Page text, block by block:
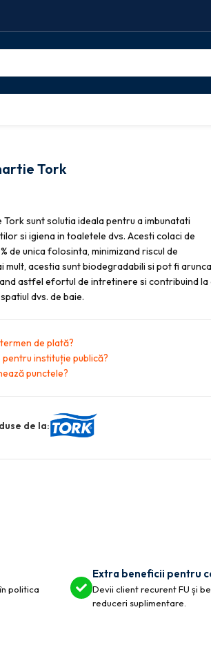
Tork
Tork sunt solutia ideala pentru a imbunatati
si igiena in toaletele dvs. Acesti colaci de
de unica folosinta, minimizand riscul de
mult, acestia sunt biodegradabili si pot fi
astfel efortul de intretinere si contribuind la
dvs. de baie.
de plată?
pentru instituție publică?
punctele?
de la:
politica
Extra beneficii pentru
Devii client recurent FU și
reduceri suplimentare.